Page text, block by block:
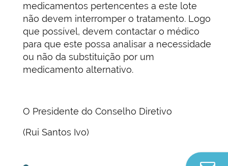
medicamentos pertencentes a este lote
não devem interromper o tratamento. Logo
que possível, devem contactar o médico
para que este possa analisar a necessidade
ou não da substituição por um
medicamento alternativo.
O Presidente do Conselho Diretivo
(Rui Santos Ivo)